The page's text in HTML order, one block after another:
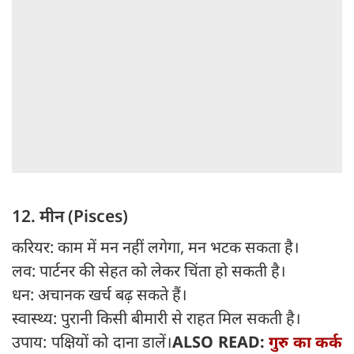
12. मीन (Pisces)
करियर: काम में मन नहीं लगेगा, मन भटक सकता है।
लव: पार्टनर की सेहत को लेकर चिंता हो सकती है।
धन: अचानक खर्च बढ़ सकते हैं।
स्वास्थ्य: पुरानी किसी बीमारी से राहत मिल सकती है।
उपाय: पक्षियों को दाना डालें।ALSO READ: गुरु का कर्क